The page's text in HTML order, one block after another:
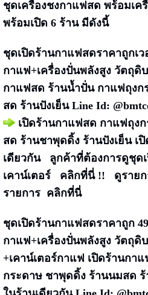
ชุดเครื่องชงกาแฟสด พร้อมเค
พร้อมเปิด 6 ร้าน มีดังนี้
ชุดเปิดร้านกาแฟสดราคาถูกเว
กาแฟ+เครื่องปั่นพลังสูง วัตถุดิ
กาแฟสด ร้านน้ำปั่น กาแฟถุงก
สด ร้านปังเย็น Line Id:
เปิดร้านกาแฟสด กาแฟถุง
สด ร้านชาพุดดิ้ง ร้านปังเย็น เ
เดียวกัน
ลูกค้าที่ต้องการดูชุด
เคาน์เตอร์
คลิกที่นี่ !!
ดูราย
รายการ คลิกที่นี่
ชุดเปิดร้านกาแฟสดราคาถูก
กาแฟ+เครื่องปั่นพลังสูง วัตถุดิ
+เคาน์เตอร์กาแฟ เปิดร้านกา
กระดาษ ชาพุดดิ้ง ร้านนมสด ร้